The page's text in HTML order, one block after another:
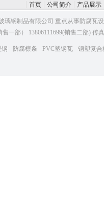
首页 公司简介 产品展示
璃钢制品有限公司 重点从事防腐瓦
售一部） 13806111699(销售二部)
防腐檩条 PVC塑钢瓦 钢塑复合